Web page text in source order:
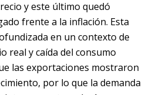
y este último quedó
frente a la inflación. Esta
en un contexto de
real y caída del consumo
las exportaciones mostraron
por lo que la demanda